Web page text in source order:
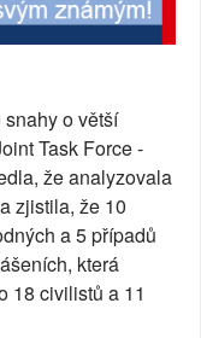
o větší
Task Force -
že analyzovala
zjistila, že 10
a 5 případů
která
18 civilistů a 11